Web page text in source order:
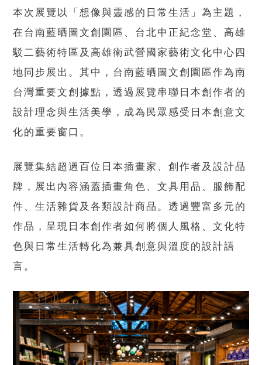
本次展覽以「想像與靈感的日常生活」為主題，
在台南藍晒圖文創園區、台北中正紀念堂、高雄
駁二藝術特區及高雄衛武營國家藝術文化中心四
地同步展出。其中，台南藍晒圖文創園區作為南
台灣重要文創據點，透過展覽串聯日本創作者的
設計理念與生活美學，成為民眾感受日本創意文
化的重要窗口。
展覽集結超過百位日本插畫家、創作者及設計品
牌，展出內容涵蓋插畫角色、文具用品、服飾配
件、生活雜貨及各類設計商品。透過豐富多元的
作品，呈現日本創作者如何將個人風格、文化特
色與日常生活轉化為兼具創意與溫度的設計語
言。